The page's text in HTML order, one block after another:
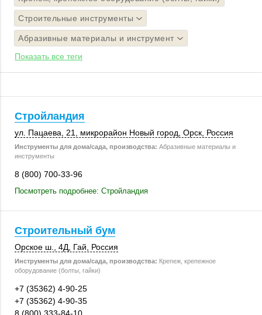
Строительные инструменты
Абразивные материалы и инструмент
Показать все теги
Стройландия
ул. Пацаева, 21 , микрорайон Новый город, Орск Россия
Инструменты для дома/сада, производства: Абразивные материалы и
инструменты
8 (800) 700-33-96
Посмотреть подробнее: Стройландия
Строительный бум
Орское ш., 4Д Гай Россия
Инструменты для дома/сада, производства: Крепеж, крепежное
оборудование (болты, гайки)
+7 (35362) 4-90-25
+7 (35362) 4-90-35